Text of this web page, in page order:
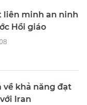
liên minh an ninh
Hồi giáo
về khả năng đạt
Iran